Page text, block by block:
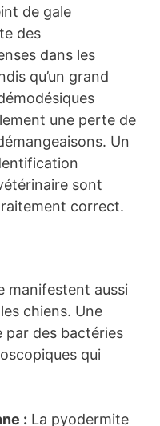
de gale
des
dans les
qu’un grand
une perte de
Un
sont
correct.
manifestent aussi
chiens. Une
par des bactéries
qui
: La pyodermite